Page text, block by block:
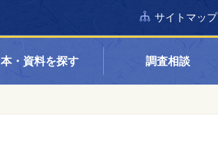
サイトマップ
本・資料を探す 調査相談